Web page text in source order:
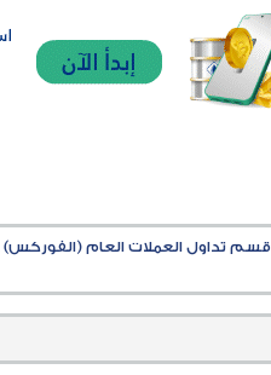
قسم تداول العملات العام (الفوركس) Forex